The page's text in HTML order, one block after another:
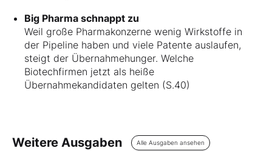
Big Pharma schnappt zu
Weil große Pharmakonzerne wenig Wirkstoffe in
der Pipeline haben und viele Patente auslaufen,
steigt der Übernahmehunger. Welche
Biotechfirmen jetzt als heiße
Übernahmekandidaten gelten (S.40)
Weitere Ausgaben Alle Ausgaben ansehen